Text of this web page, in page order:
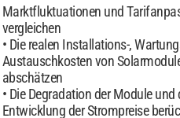
Marktfluktuationen und
vergleichen
Die realen Installations-,
Austauschkosten von
abschätzen
Die Degradation der Module und
Entwicklung der Strompreise